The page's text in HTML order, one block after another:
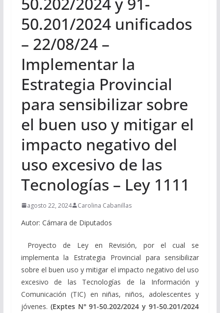
50.201/2024 unificados
– 22/08/24 –
Implementar la
Estrategia Provincial
para sensibilizar sobre
el buen uso y mitigar el
impacto negativo del
uso excesivo de las
Tecnologías – Ley 1111
agosto 22, 2024 Carolina Cabanillas
Autor: Cámara de Diputados
Proyecto de Ley en Revisión, por el cual se
implementa la Estrategia Provincial para sensibilizar
sobre el buen uso y mitigar el impacto negativo del uso
excesivo de las Tecnologías de la Información y
Comunicación (TIC) en niñas, niños, adolescentes y
jóvenes. (Exptes N° 91-50.202/2024 y 91-50.201/2024